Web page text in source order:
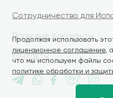
Продолжая использовать
лицензионное соглашение ,
что мы используем файлы
политике обработки и
Сотрудничество для
Правовые документы
Контакты